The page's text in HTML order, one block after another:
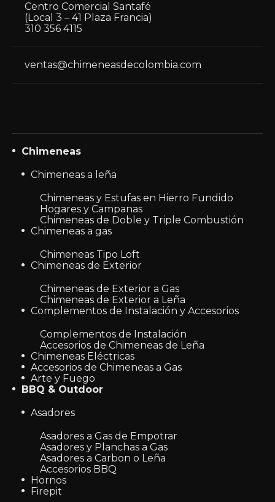
Centro Comercial Santafé
(Local 3 – 41 Plaza Francia)
310 356 4115
ventas@chimeneasdecolombia.com
Chimeneas
Chimeneas a leña
Chimeneas y Estufas en Hierro Fundido
Hogares y Campanas
Chimeneas de Doble y Triple Combustión
Chimeneas a gas
Chimeneas Tipo Loft
Chimeneas de Exterior
Chimeneas de Exterior a Gas
Chimeneas de Exterior a Leña
Complementos de Instalación y Accesorios
Complementos de Instalación
Accesorios de Chimeneas de Leña
Chimeneas Eléctricas
Accesorios de Chimeneas a Gas
Arte y Fuego
BBQ & Outdoor
Asadores
Asadores a Gas de Empotrar
Asadores y Planchas a Gas
Asadores a Carbon o Leña
Accesorios BBQ
Hornos
Firepit